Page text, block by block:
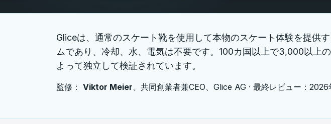
Deutsch
Français
Nederlands
Português
Gliceは、通常のスケート靴を使用して本物のスケート体験を提供
ムであり、冷却、水、電気は不要です。100カ国以上で3,000以上
よって独立して検証されています。
監修： Viktor Meier、共同創業者兼CEO、Glice AG · 最終レビュー：2026